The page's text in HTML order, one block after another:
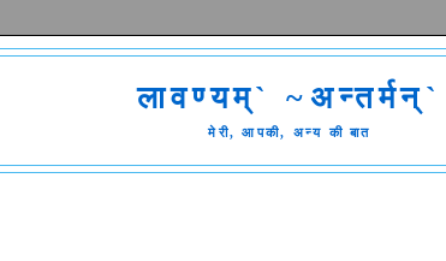
लावण्यम्` ~अन्तर्मन्`
मेरी, आपकी, अन्य की बात